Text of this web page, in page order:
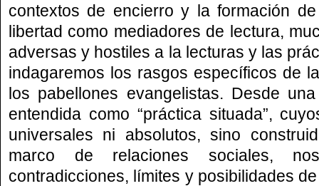
contextos de encierro y la formación
libertad como mediadores de lectura,
adversas y hostiles a la lecturas y las
indagaremos los rasgos específicos de
los pabellones evangelistas. Desde
entendida como “práctica situada”,
universales ni absolutos, sino
marco de relaciones sociales,
contradicciones, límites y posibilidades